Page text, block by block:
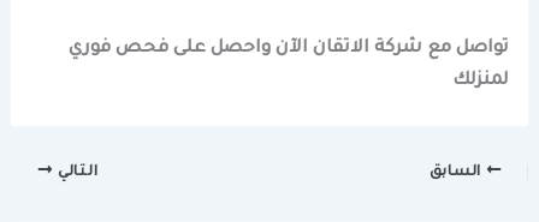
تواصل مع شركة الاتقان الآن واحصل على فحص فوري
لمنزلك
السابق التالي